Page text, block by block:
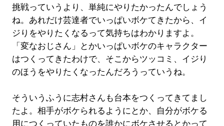
挑戦っていうより、単純にやりたかったんでしょう
ね。あれだけ芸達者でいっぱいボケてきたから、イ
ジりをやりたくなるって気持ちはわかりますよ。
「変なおじさん」とかいっぱいボケのキャラクター
はつくってきたわけで、そこからツッコミ、イジり
のほうをやりたくなったんだろうっていうね。
そういうふうに志村さんも台本をつくってきてまし
たよ。相手がボケられるようにとか、自分がボケる
用につくっていたものを誰かにボケさせるとかって